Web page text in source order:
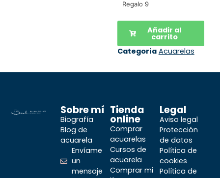
Regalo 9
Añadir al
carrito
Categoría Acuarelas
Sobre mí
Biografía
Blog de
acuarela
Envíame
un
mensaje
Tienda
online
Comprar
acuarelas
Cursos de
acuarela
Comprar mi
Legal
Aviso legal
Protección
de datos
Política de
cookies
Política de